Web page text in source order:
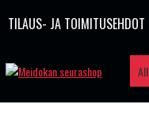
TILAUS- JA TOIMITUSEHDOT
All